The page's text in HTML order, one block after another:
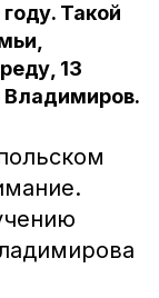
Такой
13
Владимиров.